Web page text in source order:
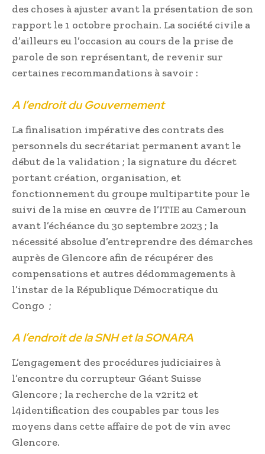
des choses à ajuster avant la présentation de son
rapport le 1 octobre prochain. La société civile a
d’ailleurs eu l’occasion au cours de la prise de
parole de son représentant, de revenir sur
certaines recommandations à savoir :
A l’endroit du Gouvernement
La finalisation impérative des contrats des
personnels du secrétariat permanent avant le
début de la validation ; la signature du décret
portant création, organisation, et
fonctionnement du groupe multipartite pour le
suivi de la mise en œuvre de l’ITIE au Cameroun
avant l’échéance du 30 septembre 2023 ; la
nécessité absolue d’entreprendre des démarches
auprès de Glencore afin de récupérer des
compensations et autres dédommagements à
l’instar de la République Démocratique du
Congo ;
A l’endroit de la SNH et la SONARA
L’engagement des procédures judiciaires à
l’encontre du corrupteur Géant Suisse
Glencore ; la recherche de la v2rit2 et
l4identification des coupables par tous les
moyens dans cette affaire de pot de vin avec
Glencore.